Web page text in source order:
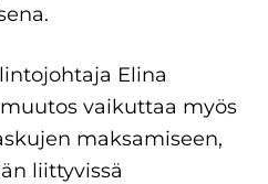
Elina
vaikuttaa myös
maksamiseen,
liittyvissä